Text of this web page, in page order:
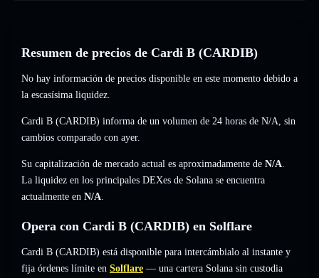
Resumen de precios de Cardi B (CARDIB)
No hay información de precios disponible en este momento debido a
la escasísima liquidez.
Cardi B (CARDIB) informa de un volumen de 24 horas de N/A, sin
cambios comparado con ayer.
Su capitalización de mercado actual es aproximadamente de N/A.
La liquidez en los principales DEXes de Solana se encuentra
actualmente en N/A.
Opera con Cardi B (CARDIB) en Solflare
Cardi B (CARDIB) está disponible para intercámbialo al instante y
fija órdenes límite en Solflare — una cartera Solana sin custodia